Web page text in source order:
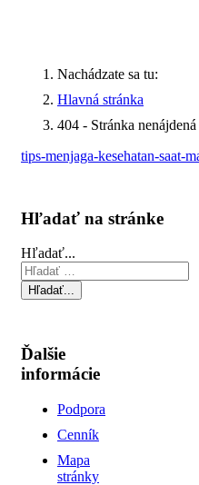
Nachádzate sa tu:
Hlavná stránka
404 - Stránka nenájdená
tips-menjaga-kesehatan-saat-
Hľadať na stránke
Hľadať...
Hľadať...
Ďalšie
informácie
Podpora
Cenník
Mapa
stránky